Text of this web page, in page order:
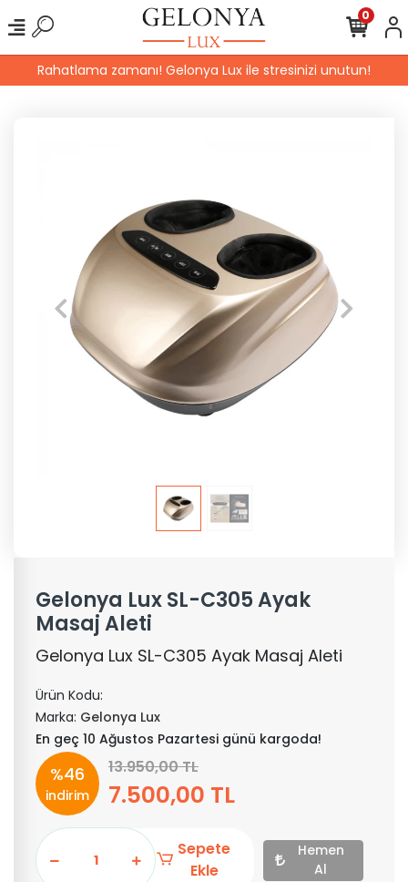
Rahatlama zamanı! Gelonya Lux ile stresinizi unutun!
0
Gelonya Lux SL-C305 Ayak
Masaj Aleti
Gelonya Lux SL-C305 Ayak Masaj Aleti
Ürün Kodu:
Marka: Gelonya Lux
En geç 10 Ağustos Pazartesi günü kargoda!
%46
indirim
13.950,00 TL
7.500,00 TL
Sepete
Ekle
Hemen
Al